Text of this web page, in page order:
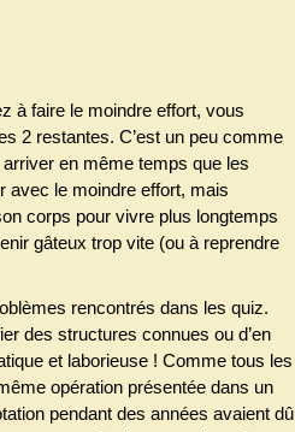
à faire le moindre effort, vous
2 restantes. C’est un peu comme
en même temps que les
avec le moindre effort, mais
corps pour vivre plus longtemps
gâteux trop vite (ou à reprendre
rencontrés dans les quiz.
des structures connues ou d’en
et laborieuse ! Comme tous les
opération présentée dans un
pendant des années avaient dû